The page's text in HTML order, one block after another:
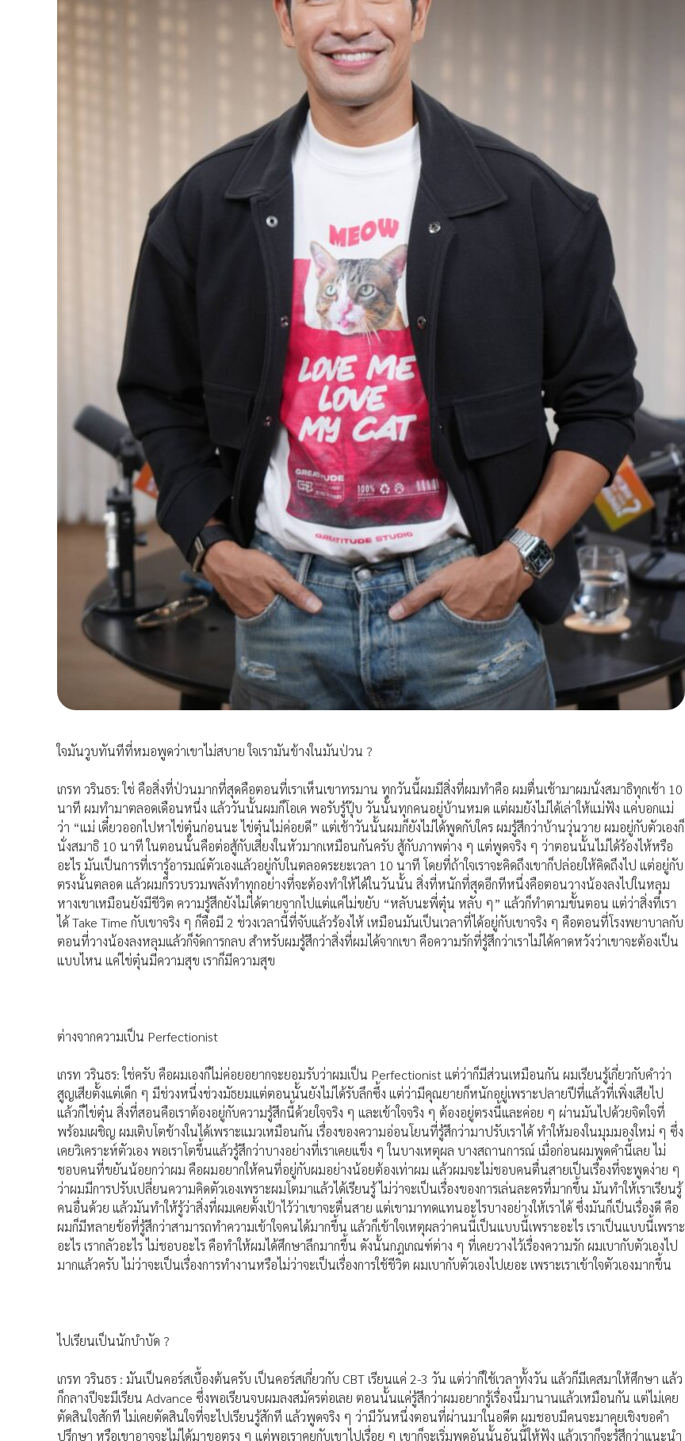
ใจมันวูบทันทีที่หมอพูดว่าเขาไม่สบาย ใจเรามันข้างในมันป่วน ?
เกรท วรินธร: ใช่ คือสิ่งที่ป่วนมากที่สุดคือตอนที่เราเห็นเขาทรมาน ทุกวันนี้ผมมีสิ่งที่ผมทำคือ ผมตื่นเช้ามาผมนั่งสมาธิทุกเช้า 10
นาที ผมทำมาตลอดเดือนหนึ่ง แล้ววันนั้นผมก็โอเค พอรับรู้ปุ๊บ วันนั้นทุกคนอยู่บ้านหมด แต่ผมยังไม่ได้เล่าให้แม่ฟัง แค่บอกแม่
ว่า “แม่ เดี๋ยวออกไปหาไข่ตุ๋นก่อนนะ ไข่ตุ๋นไม่ค่อยดี” แต่เช้าวันนั้นผมก็ยังไม่ได้พูดกับใคร ผมรู้สึกว่าบ้านวุ่นวาย ผมอยู่กับตัวเองก็
นั่งสมาธิ 10 นาที ในตอนนั้นคือต่อสู้กับเสียงในหัวมากเหมือนกันครับ สู้กับภาพต่าง ๆ แต่พูดจริง ๆ ว่าตอนนั้นไม่ได้ร้องไห้หรือ
อะไร มันเป็นการที่เรารู้อารมณ์ตัวเองแล้วอยู่กับในตลอดระยะเวลา 10 นาที โดยที่ถ้าใจเราจะคิดถึงเขาก็ปล่อยให้คิดถึงไป แต่อยู่กับ
ตรงนั้นตลอด แล้วผมก็รวบรวมพลังทำทุกอย่างที่จะต้องทำให้ได้ในวันนั้น สิ่งที่หนักที่สุดอีกทีหนึ่งคือตอนวางน้องลงไปในหลุม
หางเขาเหมือนยังมีชีวิต ความรู้สึกยังไม่ได้ตายจากไปแต่แค่ไม่ขยับ “หลับนะพี่ตุ๋น หลับ ๆ” แล้วก็ทำตามขั้นตอน แต่ว่าสิ่งที่เรา
ได้ Take Time กับเขาจริง ๆ ก็คือมี 2 ช่วงเวลานี้ที่จับแล้วร้องไห้ เหมือนมันเป็นเวลาที่ได้อยู่กับเขาจริง ๆ คือตอนที่โรงพยาบาลกับ
ตอนที่วางน้องลงหลุมแล้วก็จัดการกลบ สำหรับผมรู้สึกว่าสิ่งที่ผมได้จากเขา คือความรักที่รู้สึกว่าเราไม่ได้คาดหวังว่าเขาจะต้องเป็น
แบบไหน แค่ไข่ตุ๋นมีความสุข เราก็มีความสุข
ต่างจากความเป็น Perfectionist
เกรท วรินธร: ใช่ครับ คือผมเองก็ไม่ค่อยอยากจะยอมรับว่าผมเป็น Perfectionist แต่ว่าก็มีส่วนเหมือนกัน ผมเรียนรู้เกี่ยวกับคำว่า
สูญเสียตั้งแต่เด็ก ๆ มีช่วงหนึ่งช่วงมัธยมแต่ตอนนั้นยังไม่ได้รับลึกซึ้ง แต่ว่ามีคุณยายก็หนักอยู่เพราะปลายปีที่แล้วที่เพิ่งเสียไป
แล้วก็ไข่ตุ๋น สิ่งที่สอนคือเราต้องอยู่กับความรู้สึกนี้ด้วยใจจริง ๆ และเข้าใจจริง ๆ ต้องอยู่ตรงนี้และค่อย ๆ ผ่านมันไปด้วยจิตใจที่
พร้อมเผชิญ ผมเติบโตข้างในได้เพราะแมวเหมือนกัน เรื่องของความอ่อนโยนที่รู้สึกว่ามาปรับเราได้ ทำให้มองในมุมมองใหม่ ๆ ซึ่ง
เคยวิเคราะห์ตัวเอง พอเราโตขึ้นแล้วรู้สึกว่าบางอย่างที่เราเคยแข็ง ๆ ในบางเหตุผล บางสถานการณ์ เมื่อก่อนผมพูดคำนี้เลย ไม่
ชอบคนที่ขยันน้อยกว่าผม คือผมอยากให้คนที่อยู่กับผมอย่างน้อยต้องเท่าผม แล้วผมจะไม่ชอบคนตื่นสายเป็นเรื่องที่จะพูดง่าย ๆ
ว่าผมมีการปรับเปลี่ยนความคิดตัวเองเพราะผมโตมาแล้วได้เรียนรู้ ไม่ว่าจะเป็นเรื่องของการเล่นละครที่มากขึ้น มันทำให้เราเรียนรู้
คนอื่นด้วย แล้วมันทำให้รู้ว่าสิ่งที่ผมเคยตั้งเป้าไว้ว่าเขาจะตื่นสาย แต่เขามาทดแทนอะไรบางอย่างให้เราได้ ซึ่งมันก็เป็นเรื่องดี คือ
ผมก็มีหลายข้อที่รู้สึกว่าสามารถทำความเข้าใจคนได้มากขึ้น แล้วก็เข้าใจเหตุผลว่าคนนี้เป็นแบบนี้เพราะอะไร เราเป็นแบบนี้เพราะ
อะไร เรากลัวอะไร ไม่ชอบอะไร คือทำให้ผมได้ศึกษาลึกมากขึ้น ดังนั้นกฎเกณฑ์ต่าง ๆ ที่เคยวางไว้เรื่องความรัก ผมเบากับตัวเองไป
มากแล้วครับ ไม่ว่าจะเป็นเรื่องการทำงานหรือไม่ว่าจะเป็นเรื่องการใช้ชีวิต ผมเบากับตัวเองไปเยอะ เพราะเราเข้าใจตัวเองมากขึ้น
ไปเรียนเป็นนักบำบัด ?
เกรท วรินธร : มันเป็นคอร์สเบื้องต้นครับ เป็นคอร์สเกี่ยวกับ CBT เรียนแค่ 2-3 วัน แต่ว่าก็ใช้เวลาทั้งวัน แล้วก็มีเคสมาให้ศึกษา แล้ว
ก็กลางปีจะมีเรียน Advance ซึ่งพอเรียนจบผมลงสมัครต่อเลย ตอนนั้นแค่รู้สึกว่าผมอยากรู้เรื่องนี้มานานแล้วเหมือนกัน แต่ไม่เคย
ตัดสินใจสักที ไม่เคยตัดสินใจที่จะไปเรียนรู้สักที แล้วพูดจริง ๆ ว่ามีวันหนึ่งตอนที่ผ่านมาในอดีต ผมชอบมีคนจะมาคุยเชิงขอคำ
ปรึกษา หรือเขาอาจจะไม่ได้มาขอตรง ๆ แต่พอเราคุยกับเขาไปเรื่อย ๆ เขาก็จะเริ่มพูดอันนั้นอันนี้ให้ฟัง แล้วเราก็จะรู้สึกว่าแนะนำ